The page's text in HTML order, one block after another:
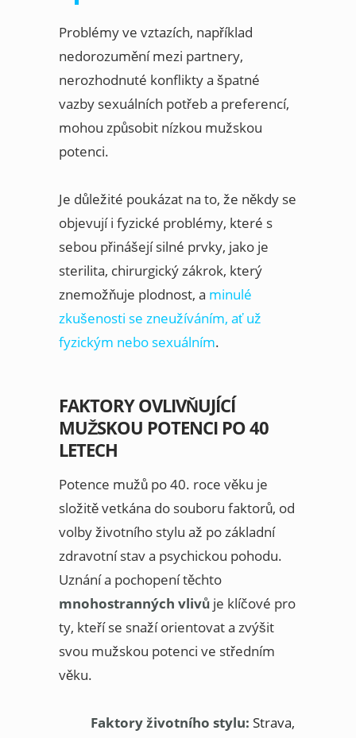
Problémy ve vztazích, například
nedorozumění mezi partnery,
nerozhodnuté konflikty a špatné
vazby sexuálních potřeb a preferencí,
mohou způsobit nízkou mužskou
potenci.
Je důležité poukázat na to, že někdy se
objevují i fyzické problémy, které s
sebou přinášejí silné prvky, jako je
sterilita, chirurgický zákrok, který
znemožňuje plodnost, a minulé
zkušenosti se zneužíváním, ať už
fyzickým nebo sexuálním.
FAKTORY OVLIVŇUJÍCÍ
MUŽSKOU POTENCI PO 40
LETECH
Potence mužů po 40. roce věku je
složitě vetkána do souboru faktorů, od
volby životního stylu až po základní
zdravotní stav a psychickou pohodu.
Uznání a pochopení těchto
mnohostranných vlivů je klíčové pro
ty, kteří se snaží orientovat a zvýšit
svou mužskou potenci ve středním
věku.
Faktory životního stylu: Strava,